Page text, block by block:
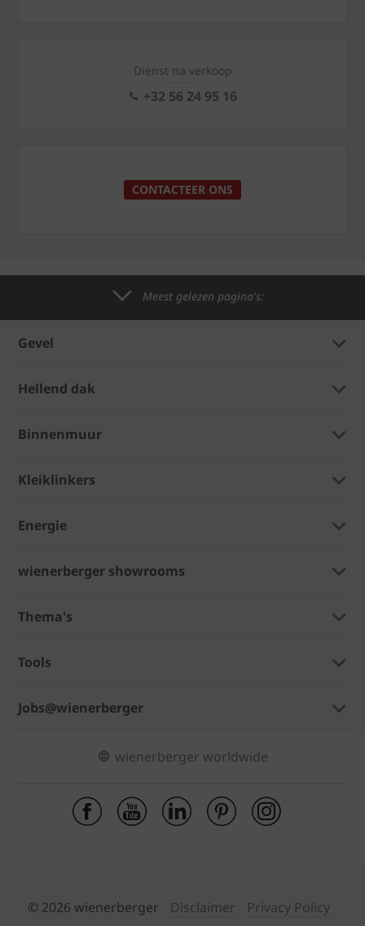
Dienst na verkoop
+32 56 24 95 16
CONTACTEER ONS
Meest gelezen pagina's:
Gevel
Hellend dak
Binnenmuur
Kleiklinkers
Energie
wienerberger showrooms
Thema's
Tools
Jobs@wienerberger
wienerberger worldwide
© 2026 wienerberger Disclaimer
Privacy Policy